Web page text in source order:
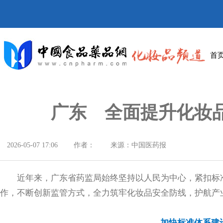
首
广东 全面提升化妆
2026-05-07 17:06 作者： 来源：中国医药报
近年来，广东省药监局始终坚持以人民为中心，紧扣
作，不断创新监管方式，全力筑牢化妆品安全防线，护航产